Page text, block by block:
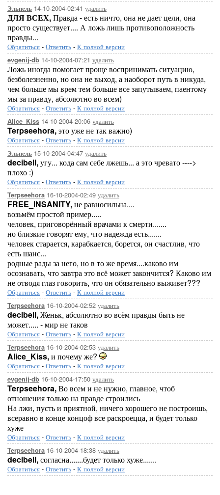
Эльпель 14-10-2004-02:41 удалить
ДЛЯ ВСЕХ,Правда - есть ничто, она не дает цели, она
просто существует.... А ложь лишь противоположность
правды...
Обратиться - Ответить - К полной версии
evgenij-db 14-10-2004-07:21 удалить
Ложь иногда помогает проще воспринимать ситуацию,
безболезненно, но она не выход, а наоборот путь в никуда,
чем больше мы врем тем больше все запутываем, паентому
мы за правду, абсолютно во всем)
Обратиться - Ответить - К полной версии
Alice_Kiss 14-10-2004-20:06 удалить
Terpseehora,это уже не так важно)
Обратиться - Ответить - К полной версии
Эльпель 15-10-2004-04:47 удалить
decibell,угу... кода сам себе лжешь... а это чревато ---->
плохо :)
Обратиться - Ответить - К полной версии
Terpseehora 16-10-2004-02:49 удалить
FREE_INSANITY,не равносильна....
возьмём простой пример.....
человек, приговорённый врачами к смерти.......
но близкие говорят ему, что надежда есть.......
человек старается, карабкается, борется, он счастлив, что
есть шанс...
родные рады за него, но в то же время....каково им
осознавать, что завтра это всё может закончится? Каково им
не отводя глаз говорить, что он обязательно выживет???
Обратиться - Ответить - К полной версии
Terpseehora 16-10-2004-02:52 удалить
decibell,Женьк, абсолютно во всём правды быть не
может..... - мир не таков
Обратиться - Ответить - К полной версии
Terpseehora 16-10-2004-02:53 удалить
Alice_Kiss,и почему же?
Обратиться - Ответить - К полной версии
evgenij-db 16-10-2004-17:50 удалить
Terpseehora,Во всем и не нужно, главное, чтоб
отношения только на правде строились
На лжи, пусть и приятной, ничего хорошего не построишь,
всеравно в конце концоф все раскроецца, и будет только
хуже
Обратиться - Ответить - К полной версии
Terpseehora 16-10-2004-18:38 удалить
decibell,согласна.......будет только хуже.......
Обратиться - Ответить - К полной версии